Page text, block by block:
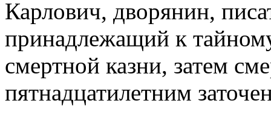
Карлович, дворянин,
принадлежащий к
смертной казни, затем
пятнадцатилетним